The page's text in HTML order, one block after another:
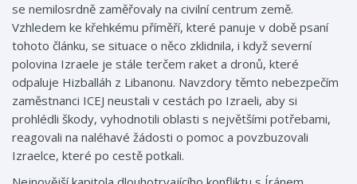
se nemilosrdně zaměřovaly na civilní centrum země.
Vzhledem ke křehkému příměří, které panuje v době psaní
tohoto článku, se situace o něco zklidnila, i když severní
polovina Izraele je stále terčem raket a dronů, které
odpaluje Hizballáh z Libanonu. Navzdory těmto nebezpečím
zaměstnanci ICEJ neustali v cestách po Izraeli, aby si
prohlédli škody, vyhodnotili oblasti s největšími potřebami,
reagovali na naléhavé žádosti o pomoc a povzbuzovali
Izraelce, které po cestě potkali.